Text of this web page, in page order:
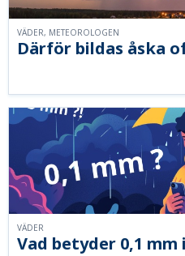
Därför bildas åska
VÄDER, METEOROLOGEN
Vad betyder 0,1 mm
VÄDER